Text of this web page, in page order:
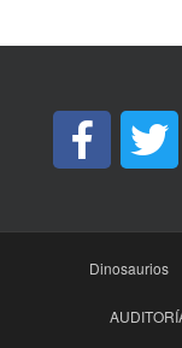
Dinosaurios